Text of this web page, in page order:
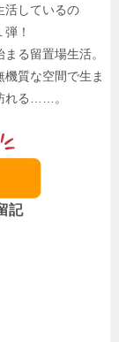
活しているの
！
る留置場生活。
質な空間で生ま
れる……。
記